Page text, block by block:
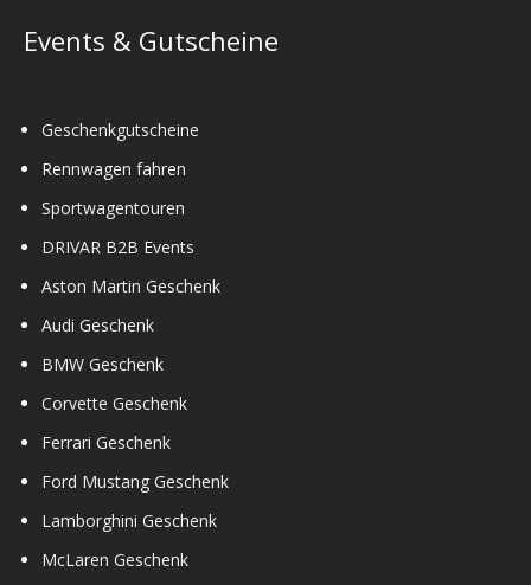
Events & Gutscheine
Geschenkgutscheine
Rennwagen fahren
Sportwagentouren
DRIVAR B2B Events
Aston Martin Geschenk
Audi Geschenk
BMW Geschenk
Corvette Geschenk
Ferrari Geschenk
Ford Mustang Geschenk
Lamborghini Geschenk
McLaren Geschenk